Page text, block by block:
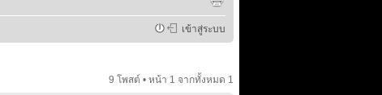
เข้าสู่ระบบ
9 โพสต์ • หน้า 1 จากทั้งหมด 1